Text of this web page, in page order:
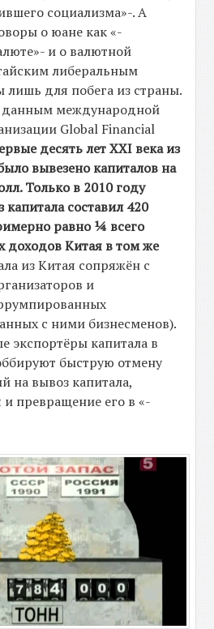
социализма»-. А
о юане как «-
и о валютной
либеральным
для побега из страны.
международной
Global Financial
десять лет XXI века из
вывезено капиталов на
Только в 2010 году
составил 420
равно ¼ всего
доходов Китая в том же
из Китая сопряжён с
и
с ними бизнесменов).
экспортёры капитала в
быструю отмену
на вывоз капитала,
превращение его в «-